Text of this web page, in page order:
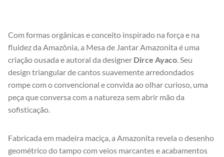
Com formas orgânicas e conceito inspirado na força e na
fluidez da Amazônia, a Mesa de Jantar Amazonita é uma
criação ousada e autoral da designer Dirce Ayaco . Seu
design triangular de cantos suavemente arredondados
rompe com o convencional e convida ao olhar curioso, uma
peça que conversa com a natureza sem abrir mão da
sofisticação.
Fabricada em madeira maciça, a Amazonita revela o desenho
geométrico do tampo com veios marcantes e acabamentos